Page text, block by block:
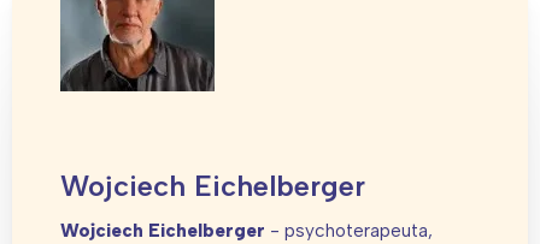
Wojciech Eichelberger
Wojciech Eichelberger - psychoterapeuta,